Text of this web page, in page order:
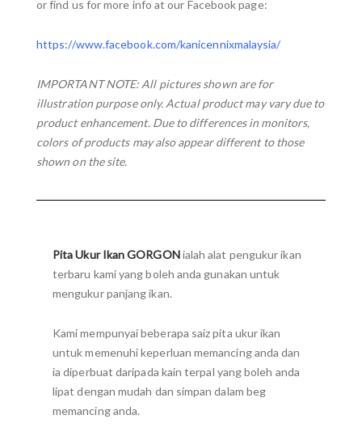
or find us for more info at our Facebook page:
https://www.facebook.com/kanicennixmalaysia/
IMPORTANT NOTE: All pictures shown are for
illustration purpose only. Actual product may vary due to
product enhancement. Due to differences in monitors,
colors of products may also appear different to those
shown on the site.
Pita Ukur Ikan GORGONialah alat pengukur ikan
terbaru kami yang boleh anda gunakan untuk
mengukur panjang ikan.
Kami mempunyai beberapa saiz pita ukur ikan
untuk memenuhi keperluan memancing anda dan
ia diperbuat daripada kain terpal yang boleh anda
lipat dengan mudah dan simpan dalam beg
memancing anda.